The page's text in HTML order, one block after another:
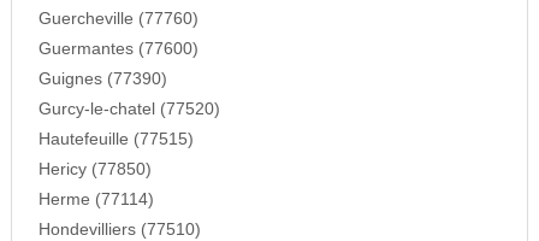
Guercheville (77760)
Guermantes (77600)
Guignes (77390)
Gurcy-le-chatel (77520)
Hautefeuille (77515)
Hericy (77850)
Herme (77114)
Hondevilliers (77510)